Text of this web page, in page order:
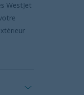
WestJet